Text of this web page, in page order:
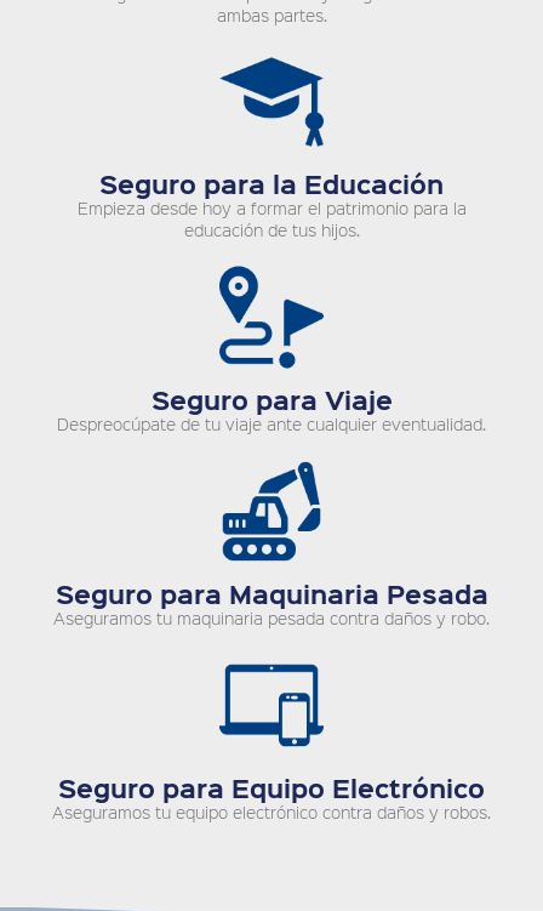
ambas partes.
Seguro para la Educación
Empieza desde hoy a formar el patrimonio para la
educación de tus hijos.
Seguro para Viaje
Despreocúpate de tu viaje ante cualquier eventualidad.
Seguro para Maquinaria Pesada
Aseguramos tu maquinaria pesada contra daños y robo.
Seguro para Equipo Electrónico
Aseguramos tu equipo electrónico contra daños y robos.